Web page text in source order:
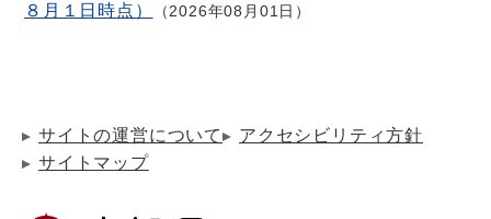
８月１日時点）
2026年08月01日
サイトの運営について
アクセシビリティ方針
サイトマップ